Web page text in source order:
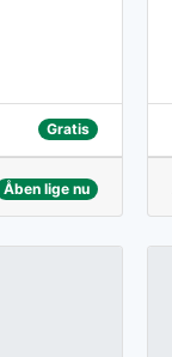
Gratis
Åben lige nu